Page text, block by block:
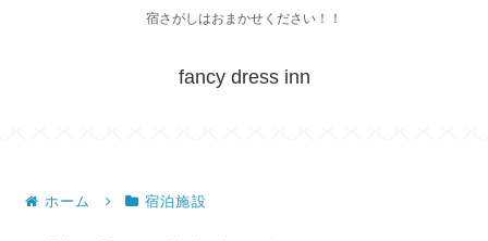
宿さがしはおまかせください！！
fancy dress inn
ホーム 宿泊施設